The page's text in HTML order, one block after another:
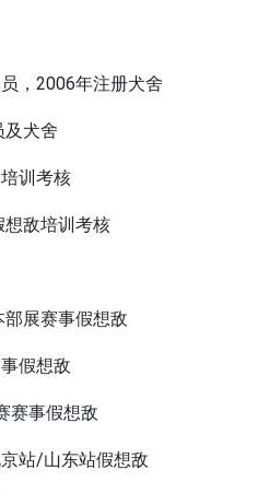
，2006年注册犬舍
及犬舍
训考核
想敌培训考核
展赛事假想敌
假想敌
赛事假想敌
站/山东站假想敌